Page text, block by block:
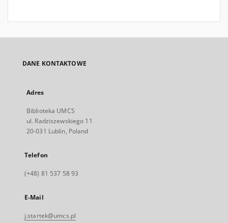
DANE KONTAKTOWE
Adres
Biblioteka UMCS
ul. Radziszewskiego 11
20-031 Lublin, Poland
Telefon
(+48) 81 537 58 93
E-Mail
j.startek@umcs.pl